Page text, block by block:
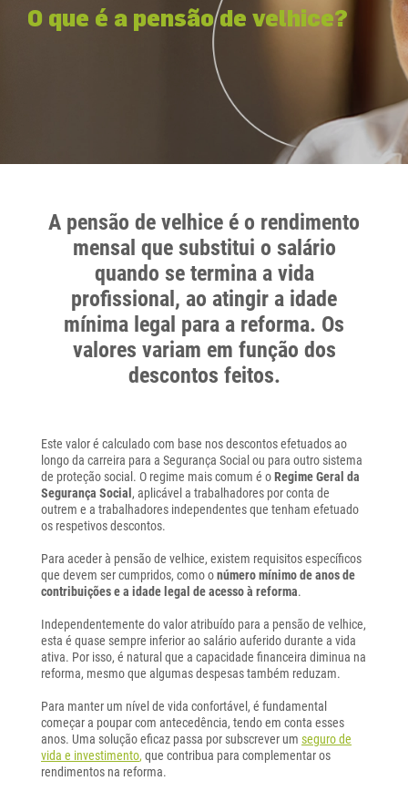
O que é a pensão de velhice?
A pensão de velhice é o rendimento
mensal que substitui o salário
quando se termina a vida
profissional, ao atingir a idade
mínima legal para a reforma. Os
valores variam em função dos
descontos feitos.
Este valor é calculado com base nos descontos efetuados ao
longo da carreira para a Segurança Social ou para outro sistema
de proteção social. O regime mais comum é oRegime Geral da
Segurança Social , aplicável a trabalhadores por conta de
outrem e a trabalhadores independentes que tenham efetuado
os respetivos descontos.
Para aceder à pensão de velhice, existem requisitos específicos
que devem ser cumpridos, como onúmero mínimo de anos de
contribuições e a idade legal de acesso à reforma.
Independentemente do valor atribuído para a pensão de velhice,
esta é quase sempre inferior ao salário auferido durante a vida
ativa. Por isso, é natural que a capacidade financeira diminua na
reforma, mesmo que algumas despesas também reduzam.
Para manter um nível de vida confortável, é fundamental
começar a poupar com antecedência, tendo em conta esses
anos. Uma solução eficaz passa por subscrever um seguro de
vida e investimento, que contribua para complementar os
rendimentos na reforma.